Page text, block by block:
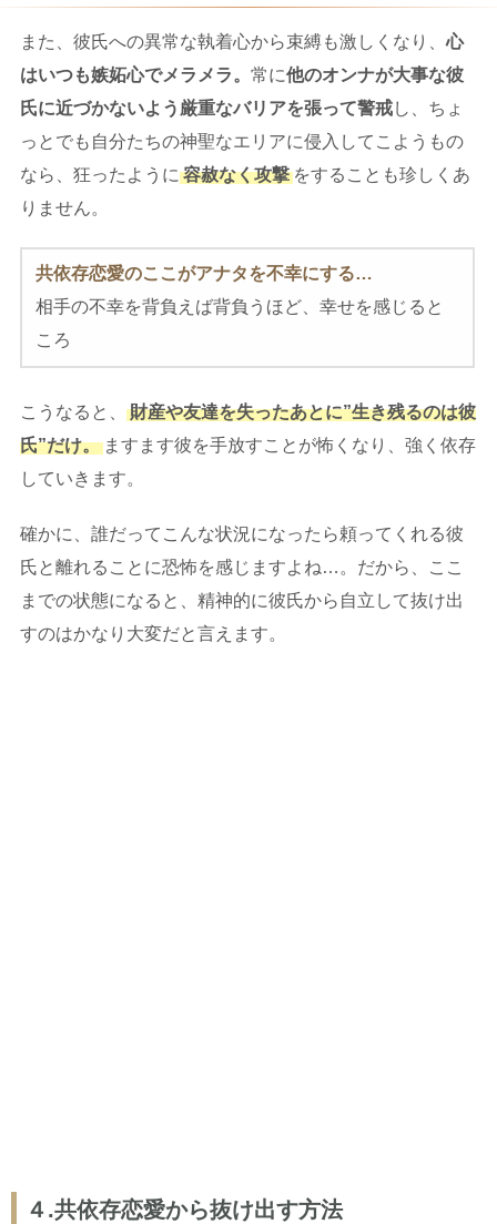
また、彼氏への異常な執着心から束縛も激しくなり、心
はいつも嫉妬心でメラメラ。 常に他のオンナが大事な彼
氏に近づかないよう厳重なバリアを張って警戒し、ちょ
っとでも自分たちの神聖なエリアに侵入してこようもの
なら、狂ったように 容赦なく攻撃 をすることも珍しくあ
りません。
共依存恋愛のここがアナタを不幸にする…
相手の不幸を背負えば背負うほど、幸せを感じると
ころ
こうなると、
財産や友達を失ったあとに”生き残るのは彼
氏”だけ。 ますます彼を手放すことが怖くなり、強く依存
していきます。
確かに、誰だってこんな状況になったら頼ってくれる彼
氏と離れることに恐怖を感じますよね…。だから、ここ
までの状態になると、精神的に彼氏から自立して抜け出
すのはかなり大変だと言えます。
４.共依存恋愛から抜け出す方法